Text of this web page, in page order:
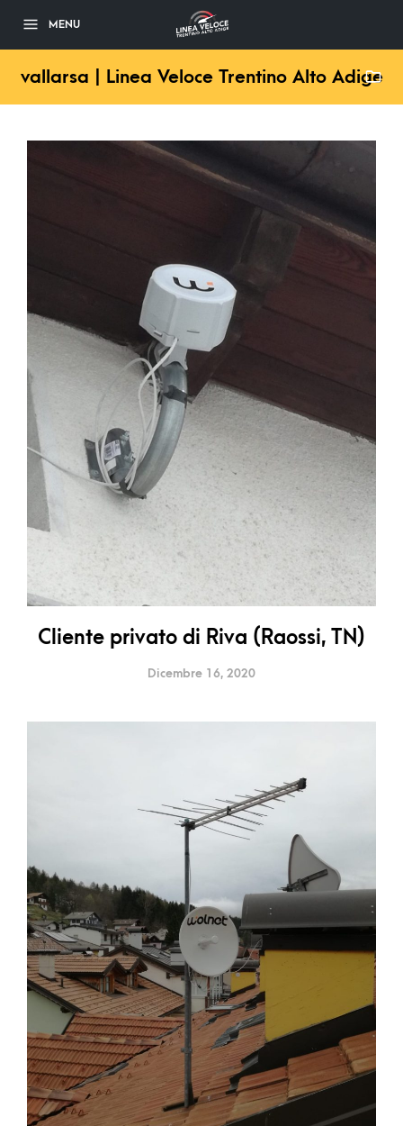
MENU
vallarsa | Linea Veloce Trentino Alto Adige
Cliente privato di Riva (Raossi, TN)
Dicembre 16, 2020